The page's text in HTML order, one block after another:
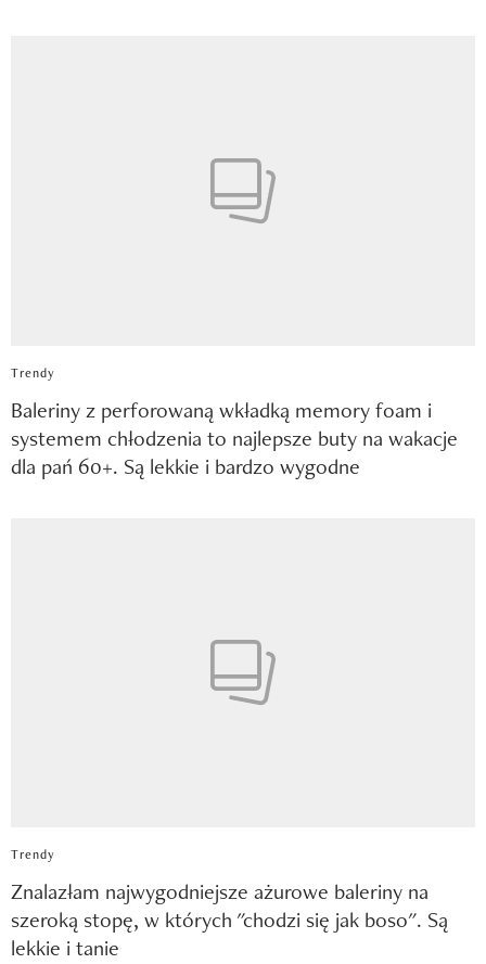
Trendy
Baleriny z perforowaną wkładką memory foam i
systemem chłodzenia to najlepsze buty na wakacje
dla pań 60+. Są lekkie i bardzo wygodne
Trendy
Znalazłam najwygodniejsze ażurowe baleriny na
szeroką stopę, w których "chodzi się jak boso". Są
lekkie i tanie